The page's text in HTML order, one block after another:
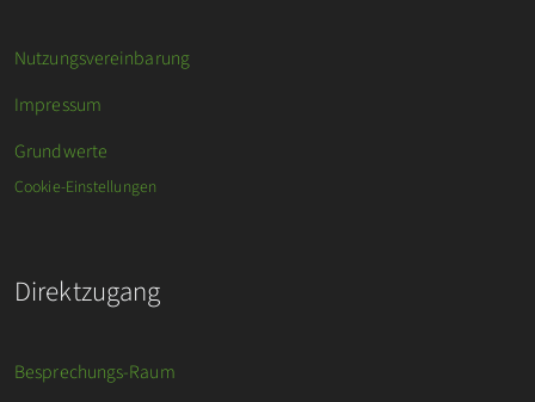
Nutzungsvereinbarung
Impressum
Grundwerte
Cookie-Einstellungen
Direktzugang
Besprechungs-Raum